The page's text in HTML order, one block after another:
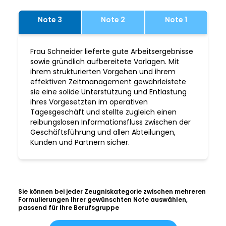
Note 3 Note 2 Note 1
Frau Schneider lieferte gute Arbeitsergebnisse
sowie gründlich aufbereitete Vorlagen. Mit
ihrem strukturierten Vorgehen und ihrem
effektiven Zeitmanagement gewährleistete
sie eine solide Unterstützung und Entlastung
ihres Vorgesetzten im operativen
Tagesgeschäft und stellte zugleich einen
reibungslosen Informationsfluss zwischen der
Geschäftsführung und allen Abteilungen,
Kunden und Partnern sicher.
Sie können bei jeder Zeugniskategorie zwischen mehreren
Formulierungen Ihrer gewünschten Note auswählen,
passend für Ihre Berufsgruppe